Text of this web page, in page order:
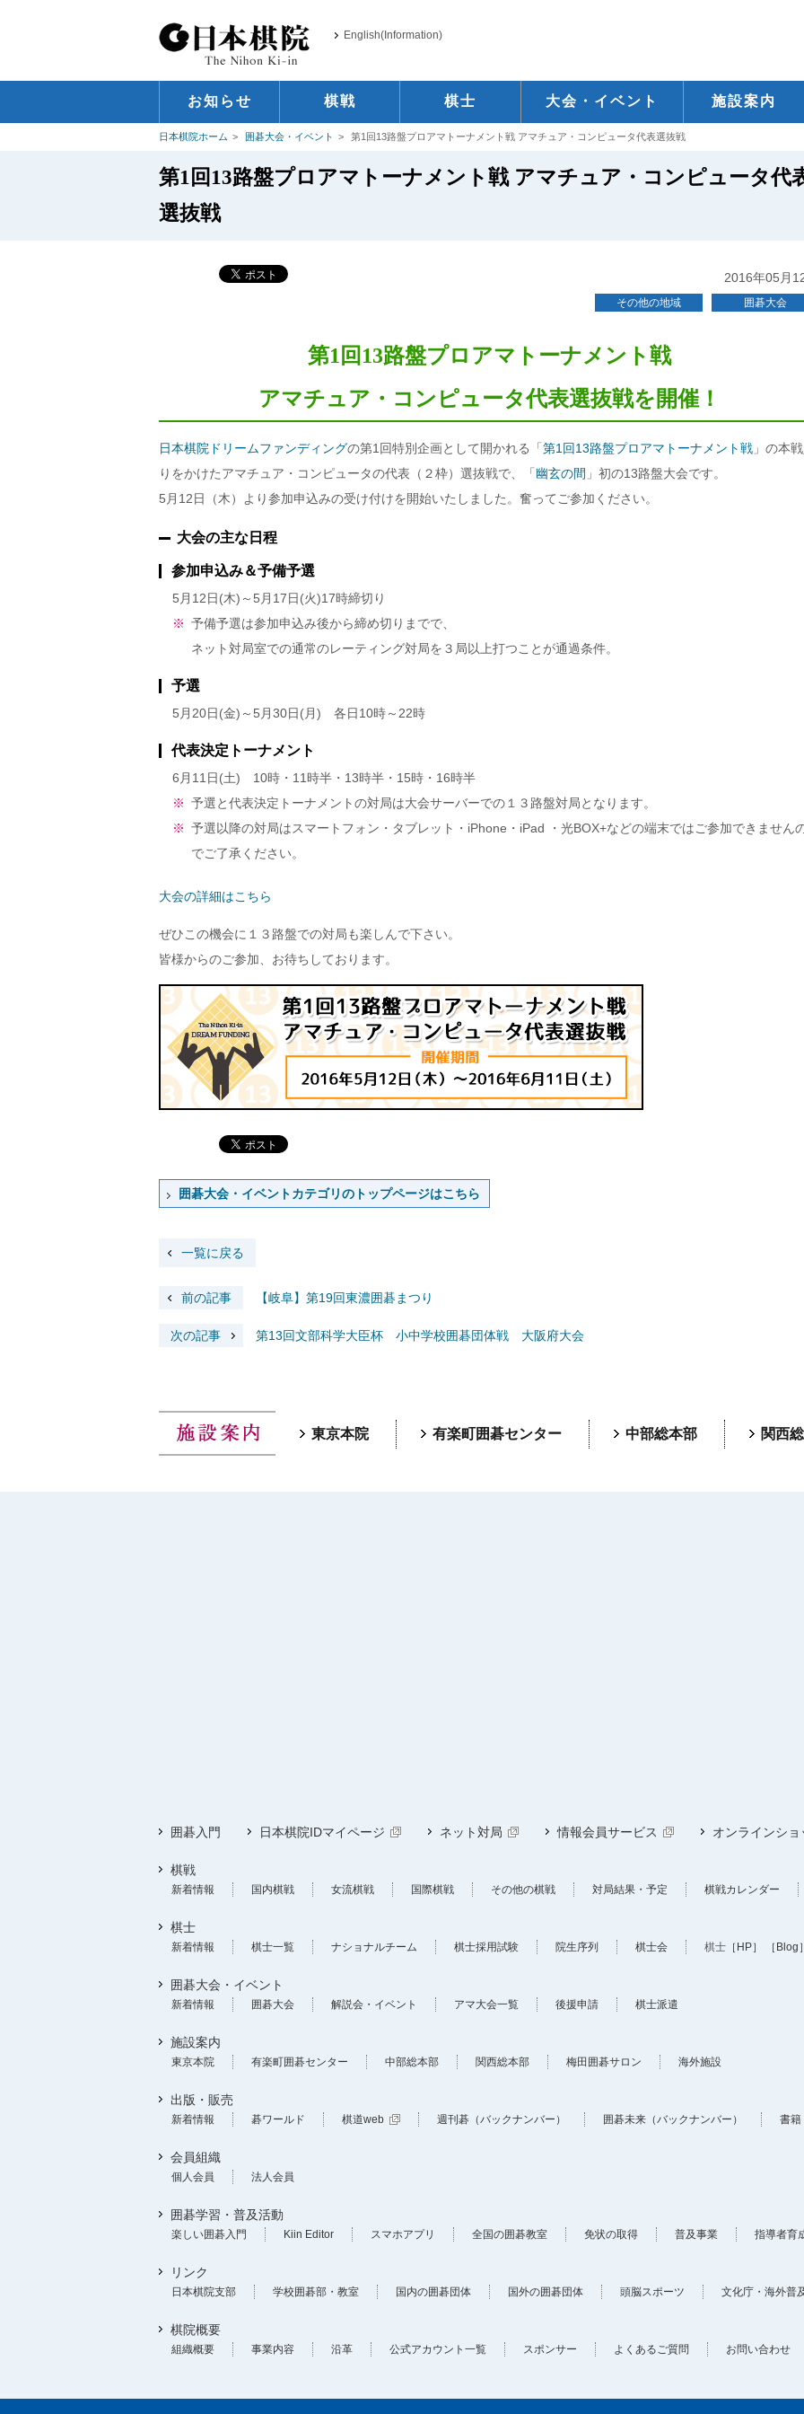
English(Information)
お知らせ 棋戦 棋士 大会・イベント 施設案内
日本棋院ホーム 囲碁大会・イベント 第1回13路盤プロアマトーナメント戦 アマチュア・コンピュータ代表選抜戦
第1回13路盤プロアマトーナメント戦 アマチュア・コンピュータ代
選抜戦
2016年05月
その他の地域 囲碁大会
第1回13路盤プロアマトーナメント戦
アマチュア・コンピュータ代表選抜戦を開催！
日本棋院ドリームファンディングの第1回特別企画として開かれる「 第1回13路盤プロアマトーナメント戦 」の本
りをかけたアマチュア・コンピュータの代表（２枠）選抜戦で、「 幽玄の間 」初の13路盤大会です。
5月12日（木）より参加申込みの受け付けを開始いたしました。奮ってご参加ください。
大会の主な日程
参加申込み＆予備予選
5月12日(木)～5月17日(火)17時締切り
※ 予備予選は参加申込み後から締め切りまでで、
ネット対局室での通常のレーティング対局を３局以上打つことが通過条件。
予選
5月20日(金)～5月30日(月) 各日10時～22時
代表決定トーナメント
6月11日(土) 10時・11時半・13時半・15時・16時半
※ 予選と代表決定トーナメントの対局は大会サーバーでの１３路盤対局となります。
※ 予選以降の対局はスマートフォン・タブレット・iPhone・iPad ・光BOX+などの端末ではご参加できません
でご了承ください。
大会の詳細はこちら
ぜひこの機会に１３路盤での対局も楽しんで下さい。
皆様からのご参加、お待ちしております。
囲碁大会・イベントカテゴリのトップページはこちら
一覧に戻る
前の記事 【岐阜】第19回東濃囲碁まつり
次の記事 第13回文部科学大臣杯 小中学校囲碁団体戦 大阪府大会
東京本院 有楽町囲碁センター 中部総本部 関西
囲碁入門 日本棋院IDマイページ ネット対局 情報会員サービス オンラインショ
棋戦
新着情報 国内棋戦 女流棋戦 国際棋戦 その他の棋戦 対局結果・予定 棋戦カレンダー
棋士
新着情報 棋士一覧 ナショナルチーム 棋士採用試験 院生序列 棋士会 棋士 ［HP］ ［Blog
囲碁大会・イベント
新着情報 囲碁大会 解説会・イベント アマ大会一覧 後援申請 棋士派遣
施設案内
東京本院 有楽町囲碁センター 中部総本部 関西総本部 梅田囲碁サロン 海外施設
出版・販売
新着情報 碁ワールド 棋道web 週刊碁（バックナンバー） 囲碁未来（バックナンバー） 書籍
会員組織
個人会員 法人会員
囲碁学習・普及活動
楽しい囲碁入門 Kiin Editor スマホアプリ 全国の囲碁教室 免状の取得 普及事業 指導者育
リンク
日本棋院支部 学校囲碁部・教室 国内の囲碁団体 国外の囲碁団体 頭脳スポーツ 文化庁・海外普
棋院概要
組織概要 事業内容 沿革 公式アカウント一覧 スポンサー よくあるご質問 お問い合わせ